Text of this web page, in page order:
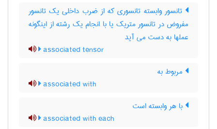
تانسور وابسته تانسوری که از ضرب داخلی یک تانسور
مفروض در تانسور متریک یا با انجام یک رشته از اینگونه
عملها به دست می آید
associated tensor
مربوط به
associated with
با هر وابسته است
associated with each